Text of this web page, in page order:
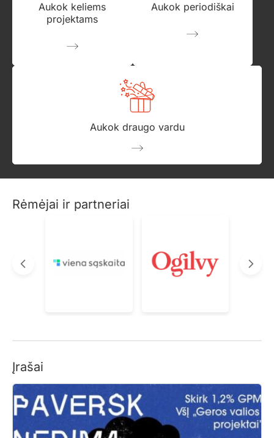
Aukok keliems
projektams
Aukok periodiškai
Aukok draugo vardu
Rėmėjai ir partneriai
Įrašai